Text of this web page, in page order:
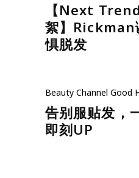
【Next
絮】Rickman
惧脱发
Beauty Channel Good
告别服贴发，
即刻UP